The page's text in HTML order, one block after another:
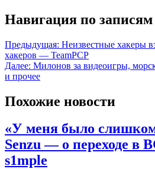
Навигация по записям
Предыдущая: Неизвестные хакеры
хакеров — TeamPCP
Далее: Милонов за видеоигры,
и прочее
Похожие новости
«У меня было
Senzu — о переходе в
s1mple